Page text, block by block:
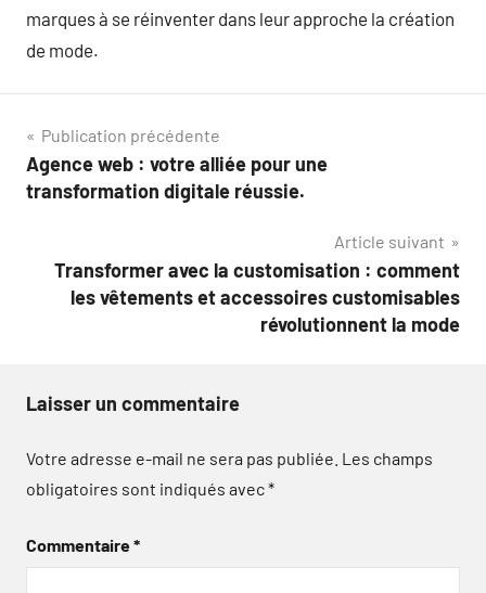
marques à se réinventer dans leur approche la création
de mode.
Navigation
de
Publication précédente
Agence web : votre alliée pour une
transformation digitale réussie.
Article suivant
Transformer avec la customisation : comment
les vêtements et accessoires customisables
révolutionnent la mode
Laisser un commentaire
Votre adresse e-mail ne sera pas publiée. Les champs
obligatoires sont indiqués avec*
Commentaire*